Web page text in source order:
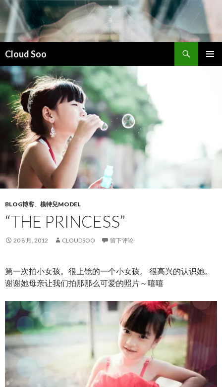
Cloud Soo
索
至
正
文
BLOG博客、 模特兒MODEL
“THE PRINCESS”
20 8 月, 2012 CLOUDSOO 留下评论
第一次拍小女孩。很上镜的一个小女孩。 很高兴的认识她。
谢谢她母亲让我们拍那那么可爱的照片～嘻嘻